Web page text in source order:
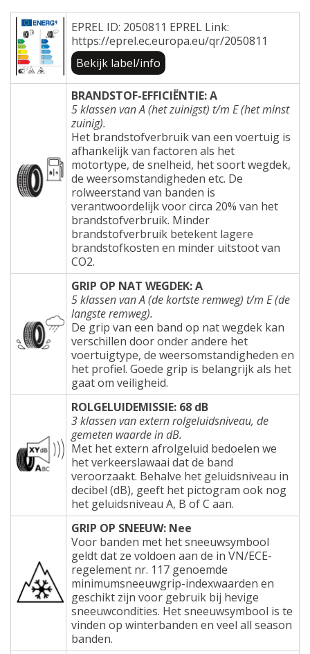
EPREL ID: 2050811 EPREL Link:
https://eprel.ec.europa.eu/qr/2050811
Bekijk label/info
BRANDSTOF-EFFICIËNTIE: A
5 klassen van A (het zuinigst) t/m E (het minst
zuinig).
Het brandstofverbruik van een voertuig is
afhankelijk van factoren als het
motortype, de snelheid, het soort wegdek,
de weersomstandigheden etc. De
rolweerstand van banden is
verantwoordelijk voor circa 20% van het
brandstofverbruik. Minder
brandstofverbruik betekent lagere
brandstofkosten en minder uitstoot van
CO2.
GRIP OP NAT WEGDEK: A
5 klassen van A (de kortste remweg) t/m E (de
langste remweg).
De grip van een band op nat wegdek kan
verschillen door onder andere het
voertuigtype, de weersomstandigheden en
het profiel. Goede grip is belangrijk als het
gaat om veiligheid.
ROLGELUIDEMISSIE: 68 dB
3 klassen van extern rolgeluidsniveau, de
gemeten waarde in dB.
Met het extern afrolgeluid bedoelen we
het verkeerslawaai dat de band
veroorzaakt. Behalve het geluidsniveau in
decibel (dB), geeft het pictogram ook nog
het geluidsniveau A, B of C aan.
GRIP OP SNEEUW: Nee
Voor banden met het sneeuwsymbool
geldt dat ze voldoen aan de in VN/ECE-
regelement nr. 117 genoemde
minimumsneeuwgrip-indexwaarden en
geschikt zijn voor gebruik bij hevige
sneeuwcondities. Het sneeuwsymbool is te
vinden op winterbanden en veel all season
banden.